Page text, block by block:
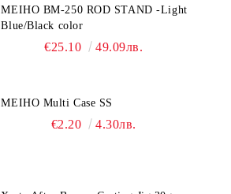
MEIHO BM-250 ROD STAND -Light
Blue/Black color
€25.10 49.09лв.
MEIHO Multi Case SS
€2.20 4.30лв.